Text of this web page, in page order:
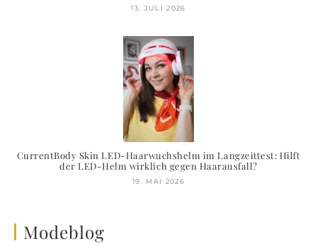
13. JULI 2026
CurrentBody Skin LED-Haarwuchshelm im Langzeittest: Hilft
der LED-Helm wirklich gegen Haarausfall?
19. MAI 2026
Modeblog